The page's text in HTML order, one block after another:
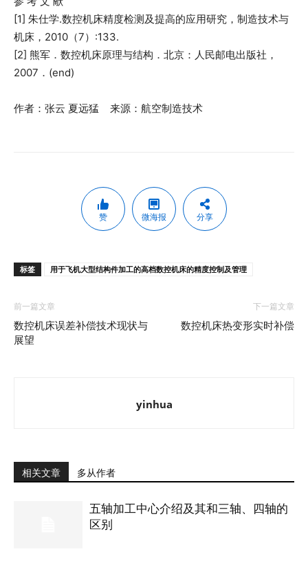
[1] 朱仕学.数控机床精度检测及提高的应用研究，制造技术与
机床，2010（7）:133.
[2] 熊军．数控机床原理与结构．北京：人民邮电出版社，
2007．(end)
作者：张云 夏远猛 来源：航空制造技术
赞 微海报 分享
标签 用于飞机大型结构件加工的高档数控机床的精度控制及管理
前一篇文章
数控机床误差补偿技术现状与
展望
下一篇文章
数控机床热变形实时补偿
yinhua
相关文章 多从作者
五轴加工中心介绍及其和三轴、四轴的
区别